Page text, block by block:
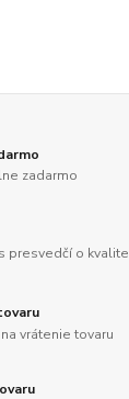
zadarmo
presvedčí o kvalite
vrátenie tovaru